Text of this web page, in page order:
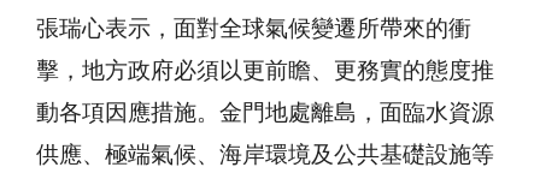
張瑞心表示，面對全球氣候變遷所帶來的衝
擊，地方政府必須以更前瞻、更務實的態度推
動各項因應措施。金門地處離島，面臨水資源
供應、極端氣候、海岸環境及公共基礎設施等